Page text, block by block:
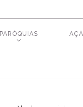
PARÓQUIAS